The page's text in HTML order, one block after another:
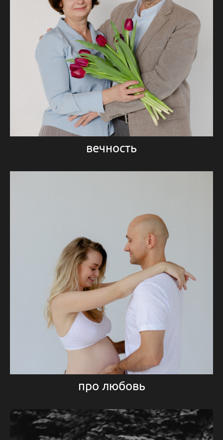
вечность
про любовь